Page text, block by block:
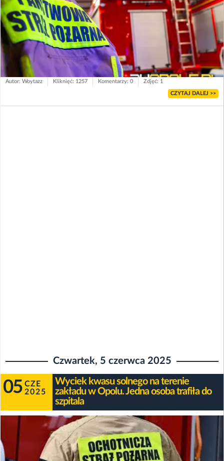
Autor: Woytazz Kliknięć: 1257 Komentarzy: 0 Zdjęć: 1
CZYTAJ DALEJ >>
Czwartek, 5 czerwca 2025
05 CZE
2025
Wyciek kwasu solnego na terenie
zakładu w Opolu. Jedna osoba trafiła do
szpitala